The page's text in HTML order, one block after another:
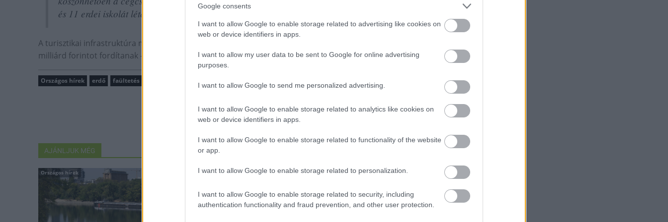
Google consents
I want to allow Google to enable storage related to advertising like cookies on
web or device identifiers in apps.
I want to allow my user data to be sent to Google for online advertising
purposes.
I want to allow Google to send me personalized advertising.
I want to allow Google to enable storage related to analytics like cookies on
web or device identifiers in apps.
I want to allow Google to enable storage related to functionality of the website
or app.
I want to allow Google to enable storage related to personalization.
I want to allow Google to enable storage related to security, including
authentication functionality and fraud prevention, and other user protection.
és 11 erdei iskolát létesített, mintegy 150 létesítményt pedig felújított.
A turisztikai infrastruktúra működtetésére és fenntartására az erdőgazdaságok évente több mint 4
milliárd forintot fordítanak - sorolta a tárcavezető.
Országos hírek erdő faültetés
AJÁNLJUK MÉG
Országos hírek Országos hírek Országos hírek